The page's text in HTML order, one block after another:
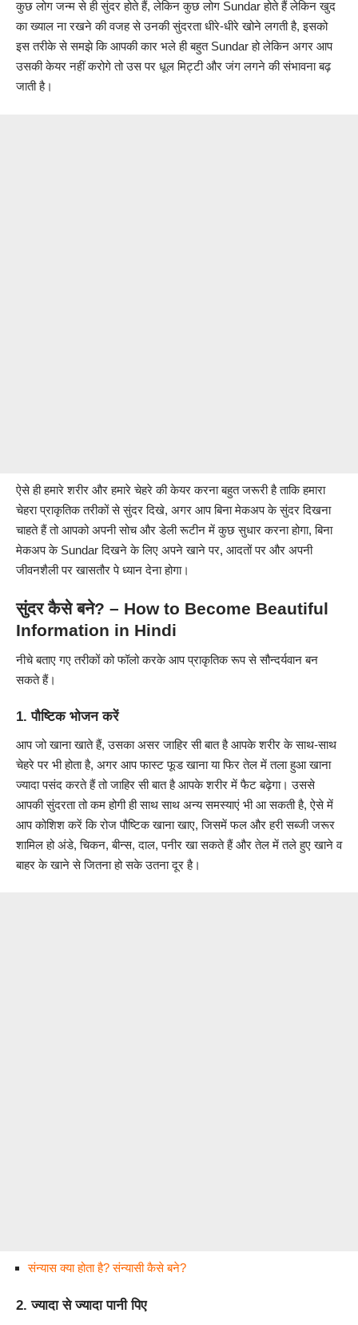
कुछ लोग जन्म से ही सुंदर होते हैं, लेकिन कुछ लोग Sundar होते हैं लेकिन खुद
का ख्याल ना रखने की वजह से उनकी सुंदरता धीरे-धीरे खोने लगती है, इसको
इस तरीके से समझे कि आपकी कार भले ही बहुत Sundar हो लेकिन अगर आप
उसकी केयर नहीं करोगे तो उस पर धूल मिट्टी और जंग लगने की संभावना बढ़
जाती है।
ऐसे ही हमारे शरीर और हमारे चेहरे की केयर करना बहुत जरूरी है ताकि हमारा
चेहरा प्राकृतिक तरीकों से सुंदर दिखे, अगर आप बिना मेकअप के सुंदर दिखना
चाहते हैं तो आपको अपनी सोच और डेली रूटीन में कुछ सुधार करना होगा, बिना
मेकअप के Sundar दिखने के लिए अपने खाने पर, आदतों पर और अपनी
जीवनशैली पर खासतौर पे ध्यान देना होगा।
सुंदर कैसे बने? – How to Become Beautiful
Information in Hindi
नीचे बताए गए तरीकों को फॉलो करके आप प्राकृतिक रूप से सौन्दर्यवान बन
सकते हैं।
1. पौष्टिक भोजन करें
आप जो खाना खाते हैं, उसका असर जाहिर सी बात है आपके शरीर के साथ-साथ
चेहरे पर भी होता है, अगर आप फास्ट फूड खाना या फिर तेल में तला हुआ खाना
ज्यादा पसंद करते हैं तो जाहिर सी बात है आपके शरीर में फैट बढ़ेगा। उससे
आपकी सुंदरता तो कम होगी ही साथ साथ अन्य समस्याएं भी आ सकती है, ऐसे में
आप कोशिश करें कि रोज पौष्टिक खाना खाए, जिसमें फल और हरी सब्जी जरूर
शामिल हो अंडे, चिकन, बीन्स, दाल, पनीर खा सकते हैं और तेल में तले हुए खाने व
बाहर के खाने से जितना हो सके उतना दूर है।
संन्यास क्या होता है? संन्यासी कैसे बने?
2. ज्यादा से ज्यादा पानी पिए